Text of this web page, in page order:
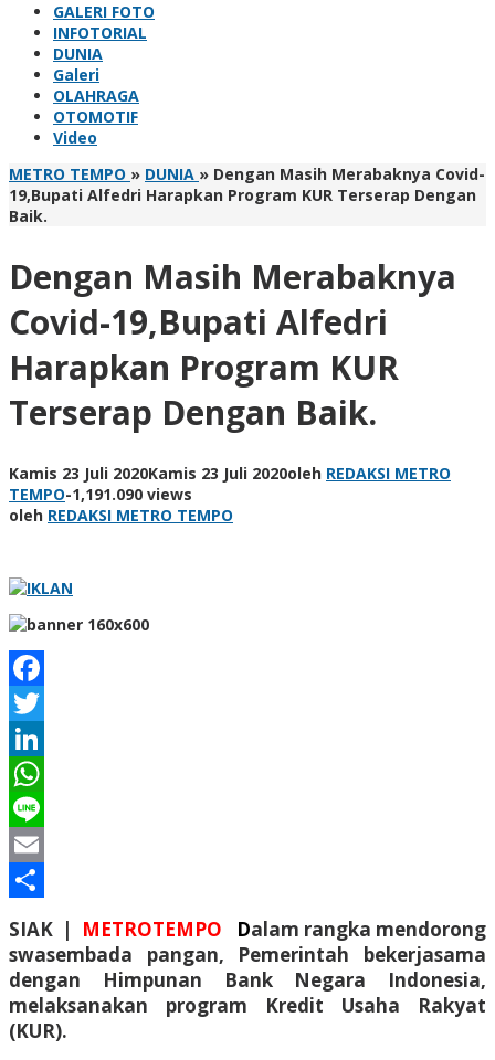
GALERI FOTO
INFOTORIAL
DUNIA
Galeri
OLAHRAGA
OTOMOTIF
Video
METRO TEMPO » DUNIA » Dengan Masih Merabaknya Covid-
19,Bupati Alfedri Harapkan Program KUR Terserap Dengan
Baik.
Dengan Masih Merabaknya
Covid-19,Bupati Alfedri
Harapkan Program KUR
Terserap Dengan Baik.
Kamis 23 Juli 2020Kamis 23 Juli 2020oleh REDAKSI METRO
TEMPO-1,191.090 views
oleh REDAKSI METRO TEMPO
Facebook
Twitter
LinkedIn
WhatsApp
Line
Email
SIAK | METROTEMPO Dalam rangka mendorong
swasembada pangan, Pemerintah bekerjasama
dengan Himpunan Bank Negara Indonesia,
melaksanakan program Kredit Usaha Rakyat
(KUR).